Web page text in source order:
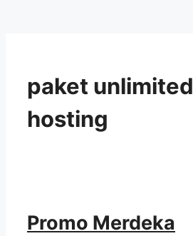
paket unlimited
hosting
Promo Merdeka